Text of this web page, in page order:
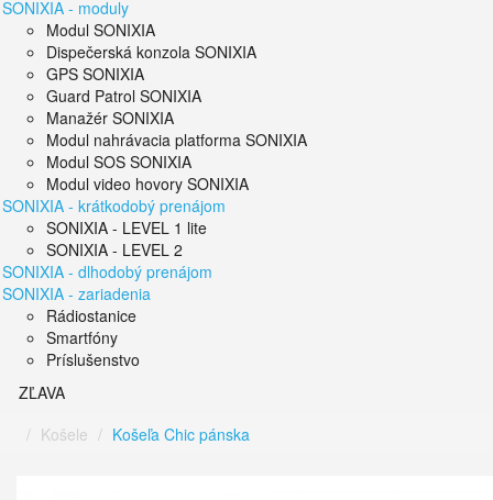
SONIXIA - moduly
Modul SONIXIA
Dispečerská konzola SONIXIA
GPS SONIXIA
Guard Patrol SONIXIA
Manažér SONIXIA
Modul nahrávacia platforma SONIXIA
Modul SOS SONIXIA
Modul video hovory SONIXIA
SONIXIA - krátkodobý prenájom
SONIXIA - LEVEL 1 lite
SONIXIA - LEVEL 2
SONIXIA - dlhodobý prenájom
SONIXIA - zariadenia
Rádiostanice
Smartfóny
Príslušenstvo
ZĽAVA
Košele
Košeľa Chic pánska